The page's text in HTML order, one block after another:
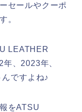
セールやクーポ
。
LEATHER
、2023年、
ですよね♪
をATSU